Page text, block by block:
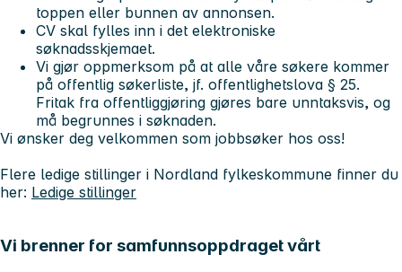
toppen eller bunnen av annonsen.
CV skal fylles inn i det elektroniske
søknadsskjemaet.
Vi gjør oppmerksom på at alle våre søkere kommer
på offentlig søkerliste, jf. offentlighetslova § 25.
Fritak fra offentliggjøring gjøres bare unntaksvis, og
må begrunnes i søknaden.
Vi ønsker deg velkommen som jobbsøker hos oss!
Flere ledige stillinger i Nordland fylkeskommune finner du
her: Ledige stillinger
Vi brenner for samfunnsoppdraget vårt